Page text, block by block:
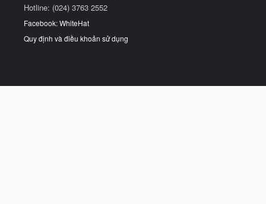
Hotline: (024) 3763 2552
Facebook: WhiteHat
Quy định và điều khoản sử dụng